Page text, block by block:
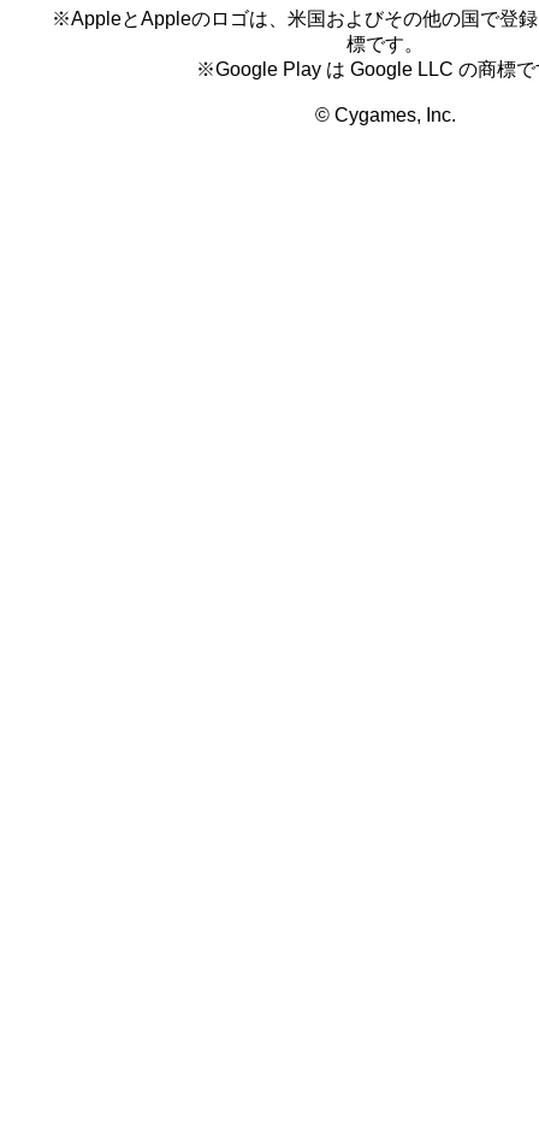
※AppleとAppleのロゴは、米国およびその他の国で登
標です。
※Google Play は Google LLC の商標で
© Cygames, Inc.